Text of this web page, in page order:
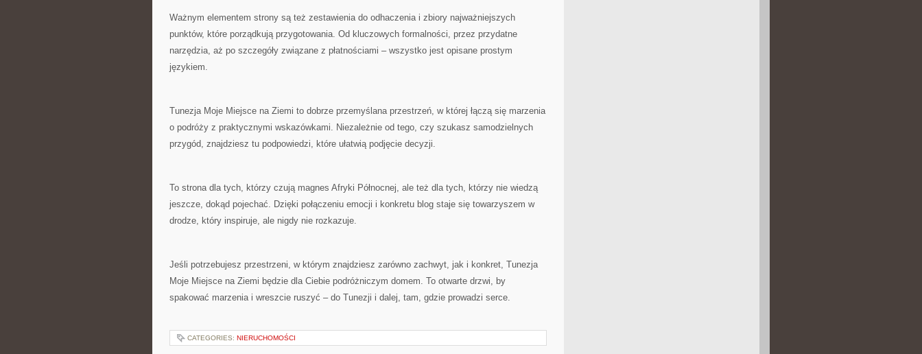
Ważnym elementem strony są też zestawienia do odhaczenia i zbiory najważniejszych
punktów, które porządkują przygotowania. Od kluczowych formalności, przez przydatne
narzędzia, aż po szczegóły związane z płatnościami – wszystko jest opisane prostym
językiem.
Tunezja Moje Miejsce na Ziemi to dobrze przemyślana przestrzeń, w której łączą się marzenia
o podróży z praktycznymi wskazówkami. Niezależnie od tego, czy szukasz samodzielnych
przygód, znajdziesz tu podpowiedzi, które ułatwią podjęcie decyzji.
To strona dla tych, którzy czują magnes Afryki Północnej, ale też dla tych, którzy nie wiedzą
jeszcze, dokąd pojechać. Dzięki połączeniu emocji i konkretu blog staje się towarzyszem w
drodze, który inspiruje, ale nigdy nie rozkazuje.
Jeśli potrzebujesz przestrzeni, w którym znajdziesz zarówno zachwyt, jak i konkret, Tunezja
Moje Miejsce na Ziemi będzie dla Ciebie podróżniczym domem. To otwarte drzwi, by
spakować marzenia i wreszcie ruszyć – do Tunezji i dalej, tam, gdzie prowadzi serce.
CATEGORIES: NIERUCHOMOŚCI